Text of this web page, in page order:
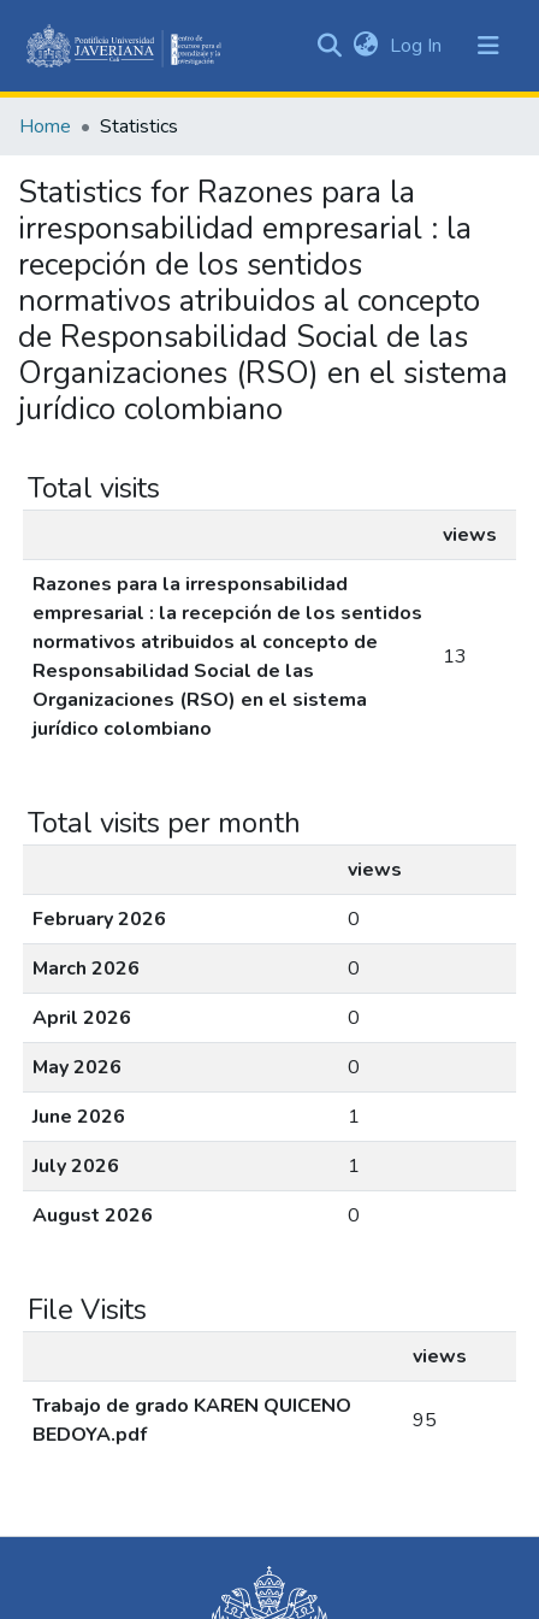
&
Log In (current)
Home Statistics
Statistics for Razones para la
irresponsabilidad empresarial : la
recepción de los sentidos
normativos atribuidos al concepto
de Responsabilidad Social de las
Organizaciones (RSO) en el sistema
jurídico colombiano
Total visits
views
Razones para la irresponsabilidad
empresarial : la recepción de los sentidos
normativos atribuidos al concepto de
Responsabilidad Social de las
Organizaciones (RSO) en el sistema
jurídico colombiano
13
Total visits per month
views
February 2026
0
March 2026
0
April 2026
0
May 2026
0
June 2026
1
July 2026
1
August 2026
0
File Visits
views
Trabajo de grado KAREN QUICENO
BEDOYA.pdf
95